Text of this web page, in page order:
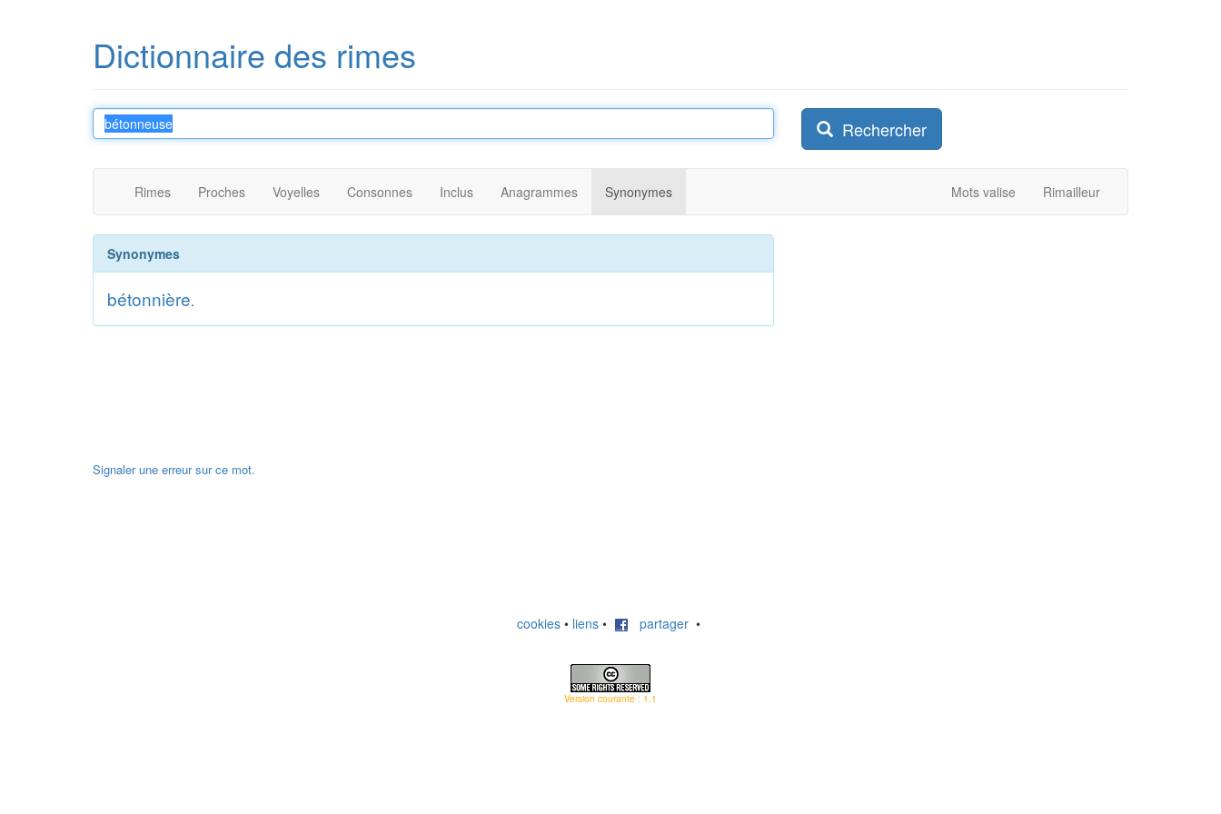
Dictionnaire des rimes
Rechercher
Rimes Proches Voyelles Consonnes Inclus Anagrammes Synonymes Mots valise Rimailleur
Synonymes
bétonnière.
Signaler une erreur sur ce mot.
cookies • liens • partager •
Version courante : 1.1